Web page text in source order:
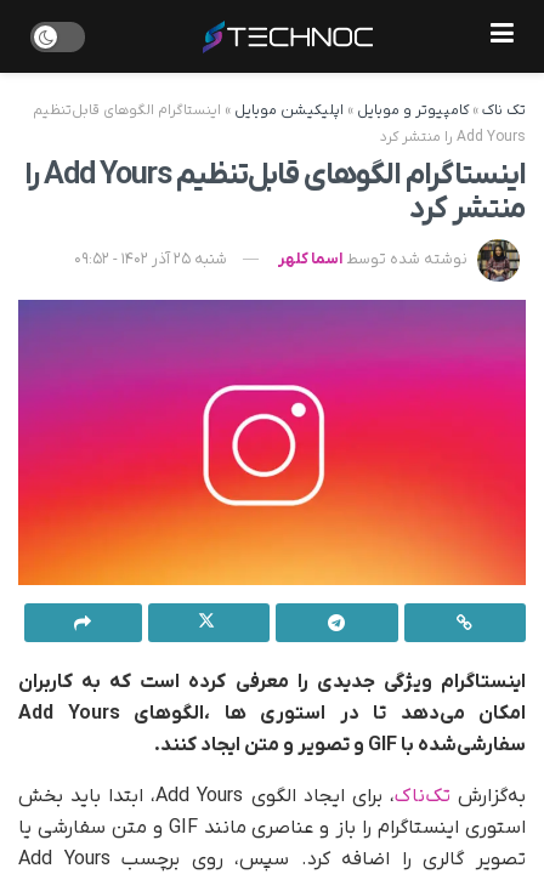
تک ناک»کامپیوتر و موبایل » اپلیکیشن موبایل » اینستاگرام الگوهای قابل‌تنظیم
Add Yours را منتشر کرد
اینستاگرام الگوهای قابل‌تنظیم Add Yours را
منتشر کرد
نوشته شده توسط اسما کلهر شنبه 25 آذر 1402 - 09:52
اینستاگرام ویژگی جدیدی را معرفی کرده است که به کاربران
امکان می‌دهد تا در استوری ها ،الگوهای Add Yours
سفارشی‌شده با GIF و تصویر و متن ایجاد کنند.
به‌گزارش تک‌ناک
، برای ایجاد الگوی Add Yours، ابتدا باید بخش
استوری اینستاگرام را باز و عناصری مانند GIF و متن سفارشی یا
تصویر گالری را اضافه کرد. سپس، روی برچسب Add Yours